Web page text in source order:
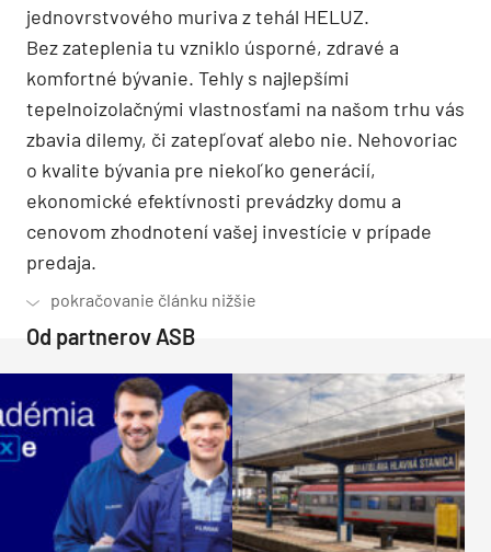
jednovrstvového muriva z tehál HELUZ.
Bez zateplenia tu vzniklo úsporné, zdravé a
komfortné bývanie. Tehly s najlepšími
tepelnoizolačnými vlastnosťami na našom trhu vás
zbavia dilemy, či zatepľovať alebo nie. Nehovoriac
o kvalite bývania pre niekoľko generácií,
ekonomické efektívnosti prevádzky domu a
cenovom zhodnotení vašej investície v prípade
predaja.
Od partnerov ASB